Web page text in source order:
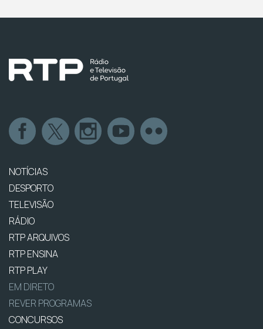
NOTÍCIAS
DESPORTO
TELEVISÃO
RÁDIO
RTP ARQUIVOS
RTP ENSINA
RTP PLAY
EM DIRETO
REVER PROGRAMAS
CONCURSOS